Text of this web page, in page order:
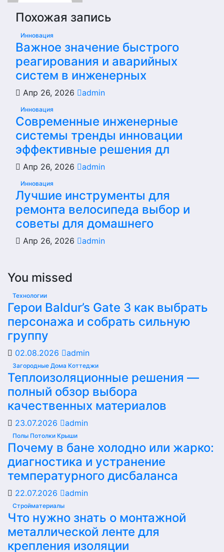
Похожая запись
Инновация
Важное значение быстрого
реагирования и аварийных
систем в инженерных
Апр 26, 2026 admin
Инновация
Современные инженерные
системы тренды инновации
эффективные решения дл
Апр 26, 2026 admin
Инновация
Лучшие инструменты для
ремонта велосипеда выбор и
советы для домашнего
Апр 26, 2026 admin
You missed
Технологии
Герои Baldur’s Gate 3 как выбрать
персонажа и собрать сильную
группу
02.08.2026 admin
Загородные Дома Коттеджи
Теплоизоляционные решения —
полный обзор выбора
качественных материалов
23.07.2026 admin
Полы Потолки Крыши
Почему в бане холодно или жарко:
диагностика и устранение
температурного дисбаланса
22.07.2026 admin
Стройматериалы
Что нужно знать о монтажной
металлической ленте для
крепления изоляции